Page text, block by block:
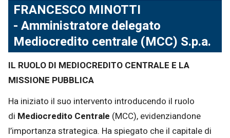
FRANCESCO MINOTTI
- Amministratore delegato
Mediocredito centrale (MCC) S.p.a.
IL RUOLO DI MEDIOCREDITO CENTRALE E LA
MISSIONE PUBBLICA
Ha iniziato il suo intervento introducendo il ruolo
di Mediocredito Centrale (MCC), evidenziandone
l’importanza strategica. Ha spiegato che il capitale di